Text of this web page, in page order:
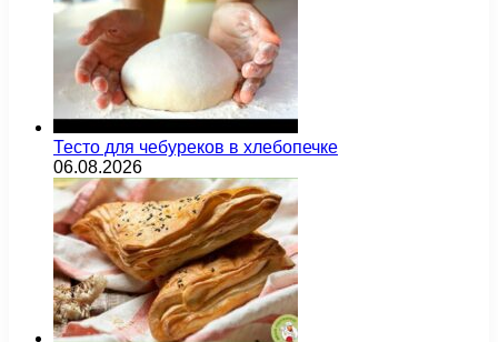
Тесто для чебуреков в хлебопечке
06.08.2026